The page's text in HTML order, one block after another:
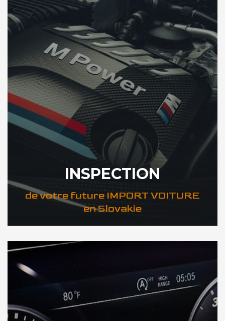
INSPECTION
de votre future IMPORT VOITURE
en Slovakie
DÉCOUVREZ VOTRE INSPECTION AUTO en Slovakie